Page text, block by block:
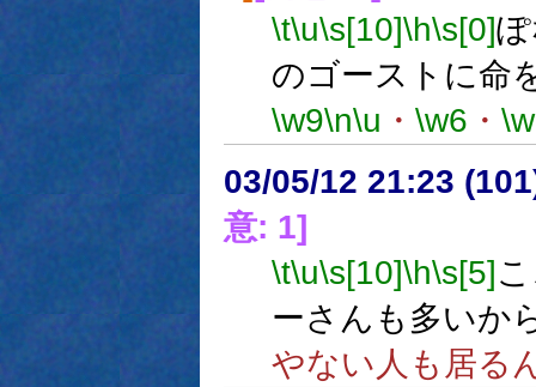
\t\u\s[10]\h\s[0]
のゴーストに命
\w9\n\u ・ \w6 ・
03/05/12 21:23
意: 1]
\t\u\s[10]\h\s[5]
ーさんも多いか
やない人も居る